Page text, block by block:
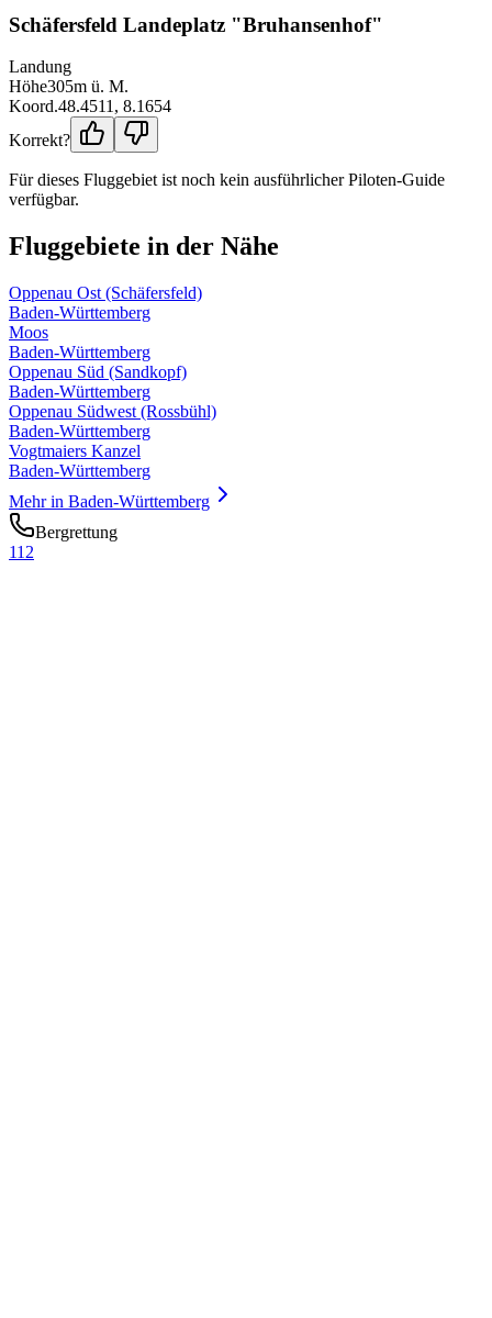
Schäfersfeld Landeplatz "Bruhansenhof"
Landung
Höhe305m ü. M.
Koord.48.4511 , 8.1654
Korrekt?
Für dieses Fluggebiet ist noch kein ausführlicher Piloten-Guide
verfügbar.
Fluggebiete in der Nähe
Oppenau Ost (Schäfersfeld)
Baden-Württemberg
Moos
Baden-Württemberg
Oppenau Süd (Sandkopf)
Baden-Württemberg
Oppenau Südwest (Rossbühl)
Baden-Württemberg
Vogtmaiers Kanzel
Baden-Württemberg
Mehr in Baden-Württemberg
Bergrettung
112